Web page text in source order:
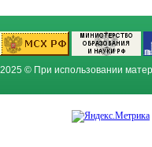
2025 © При использовании